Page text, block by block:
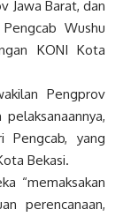
Jawa Barat, dan
Wushu
KONI Kota
Pengprov
Pengcab, yang
Bekasi.
“memaksakan
perencanaan,